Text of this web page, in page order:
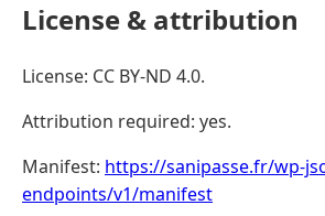
License & attribution
License: CC BY-ND 4.0.
Attribution required: yes.
Manifest: https://sanipasse.fr/wp-
endpoints/v1/manifest